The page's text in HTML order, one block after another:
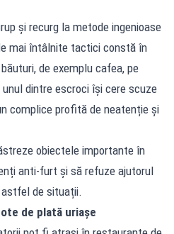
și recurg la metode ingenioase
mai întâlnite tactici constă în
de exemplu cafea, pe
dintre escroci își cere scuze
complice profită de neatenție și
obiectele importante în
anti-furt și să refuze ajutorul
de situații.
de plată uriașe